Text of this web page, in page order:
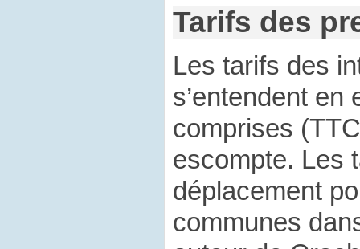
Tarifs des
Les tarifs des
s’entendent en
comprises
escompte. Les
déplacement
communes